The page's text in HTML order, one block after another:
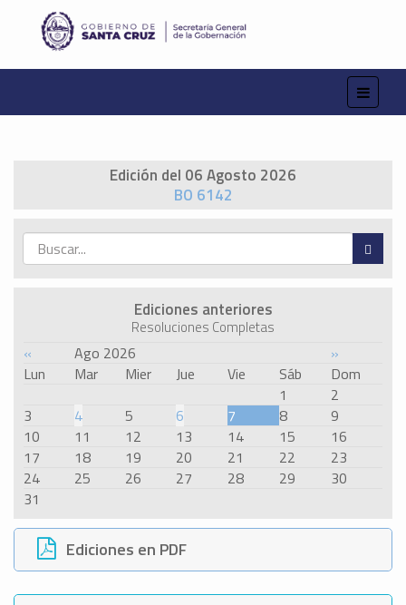
Edición del 06 Agosto 2026
BO 6142
Ediciones anteriores
Resoluciones Completas
« Ago 2026
»
Lun
Mar Mier Jue Vie Sáb
Dom
1
2
3
4 5 6 7 8
9
10
11 12 13 14 15
16
17
18 19 20 21 22
23
24
25 26 27 28 29
30
31
Ediciones en PDF